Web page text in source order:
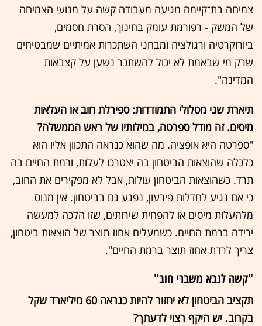
צמיחה בת־קיימה מגיעה מעבודה קשה על מנועי הצמיחה
של המשק - רפורמת עומק בחינוך, הסרת חסמים,
ביורוקרטיה ורגולציה ומבחני השתכרות אמיתיים שמבטיחים
שרק מי שבאמת לא יכול להשתכר נשען על קצבאות
המדינה".
תיארת שני מסלולי התמודדות: ספירלת חוב או העלאות
מיסים. זה מודל ספרטה, במילותיו של ראש הממשלה?
"ספרטה היא אופציה. מה שהוא כנראה התכוון אליו הוא
כלכלה שהוצאות הביטחון בה יצטרכו לעלות, ורמת החיים בה
תרד. כשהוצאות הביטחון עולות, אבל לא מפקירים את החוב,
כי אם נגיע לחדלות פירעון, נפגע גם בביטחון. אין מנוס
מלהעלות מיסים או להפחית שירותים, שזו הלכה למעשה
ירידה ברמת החיים. כשמעלים אחוז תוצר של הוצאות ביטחון,
צריך לרדת אחוז תוצר ברמת החיים".
"קשה לנבא משברי חוב"
תקציב הביטחון לא יחזור להיות כנראה 60 מיליארד שקל
בקרוב. יש היקף רצוי לדעתך?